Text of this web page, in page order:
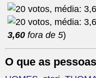
3,60 fora de 5)
O que as